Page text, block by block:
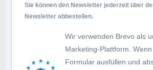
Sie können den Newsletter jederzeit über
Newsletter abbestellen.
Wir verwenden Brevo als
Marketing-Plattform.
Formular ausfüllen und